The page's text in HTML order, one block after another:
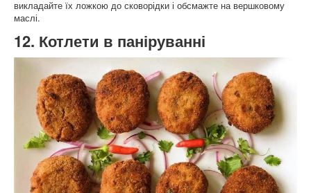
викладайте їх ложкою до сковорідки і обсмажте на вершковому
маслі.
12. Котлети в паніруванні